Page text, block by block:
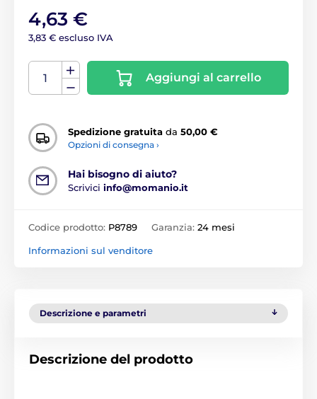
4,63 €
3,83 € escluso IVA
Aggiungi al carrello
Spedizione gratuita da 50,00 €
Opzioni di consegna ›
Hai bisogno di aiuto?
Scrivici info@momanio.it
Codice prodotto: P8789 Garanzia: 24 mesi
Informazioni sul venditore
Descrizione e parametri
Descrizione del prodotto